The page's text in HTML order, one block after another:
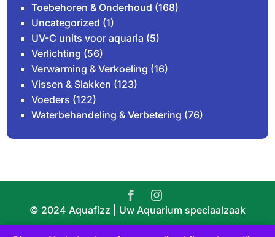
Toebehoren & Onderhoud (168)
Uncategorized (1)
UV-C units voor aquaria (5)
Verlichting (56)
Verwarming & Verkoeling (16)
Vissen & Slakken (123)
Voeders (122)
Waterbehandeling & Verbetering (76)
© 2024 Aquafizz | Uw Aquarium speciaalzaak